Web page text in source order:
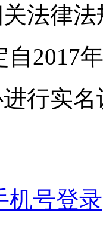
法律
2017
行实名
机号登录